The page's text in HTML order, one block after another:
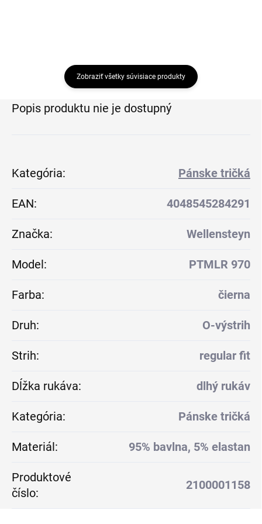
Zobraziť všetky súvisiace produkty
Popis produktu nie je dostupný
Kategória: Pánske tričká
EAN: 4048545284291
Značka: Wellensteyn
Model: PTMLR 970
Farba: čierna
Druh: O-výstrih
Strih: regular fit
Dĺžka rukáva: dlhý rukáv
Kategória: Pánske tričká
Materiál: 95% bavlna, 5% elastan
Produktové
číslo:
2100001158